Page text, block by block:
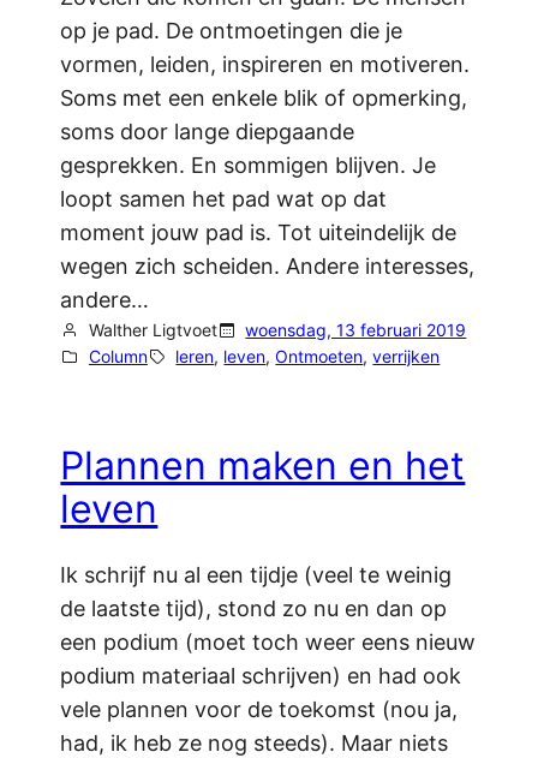
op je pad. De ontmoetingen die je
vormen, leiden, inspireren en motiveren.
Soms met een enkele blik of opmerking,
soms door lange diepgaande
gesprekken. En sommigen blijven. Je
loopt samen het pad wat op dat
moment jouw pad is. Tot uiteindelijk de
wegen zich scheiden. Andere interesses,
andere…
Walther Ligtvoet
woensdag, 13 februari 2019
Column
leren, leven, Ontmoeten, verrijken
Plannen maken en het
leven
Ik schrijf nu al een tijdje (veel te weinig
de laatste tijd), stond zo nu en dan op
een podium (moet toch weer eens nieuw
podium materiaal schrijven) en had ook
vele plannen voor de toekomst (nou ja,
had, ik heb ze nog steeds). Maar niets